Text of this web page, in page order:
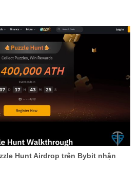
Hunt Airdrop trên Bybit nhận